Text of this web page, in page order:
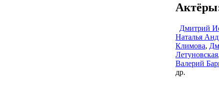
Дмитрий
Наталья
Климова,
Летуновская
Валерий
др.